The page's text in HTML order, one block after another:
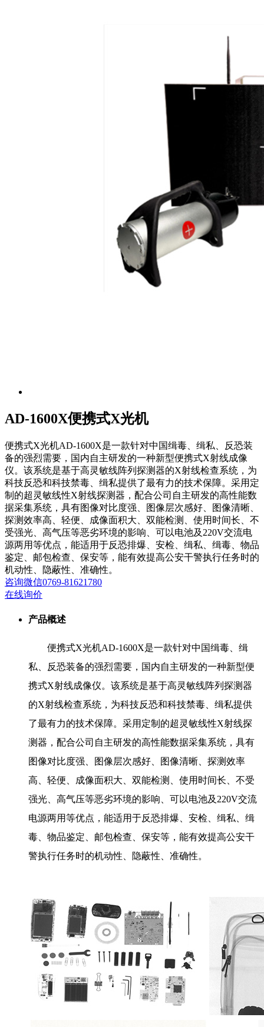
AD-1600X便携式X光机
便携式X光机AD-1600X是一款针对中国缉毒、缉私、反恐装
备的强烈需要，国内自主研发的一种新型便携式X射线成像
仪。该系统是基于高灵敏线阵列探测器的X射线检查系统，为
科技反恐和科技禁毒、缉私提供了最有力的技术保障。采用定
制的超灵敏线性X射线探测器，配合公司自主研发的高性能数
据采集系统，具有图像对比度强、图像层次感好、图像清晰、
探测效率高、轻便、成像面积大、双能检测、使用时间长、不
受强光、高气压等恶劣环境的影响、可以电池及220V交流电
源两用等优点，能适用于反恐排爆、安检、缉私、缉毒、物品
鉴定、邮包检查、保安等，能有效提高公安干警执行任务时的
机动性、隐蔽性、准确性。
咨询微信0769-81621780
在线询价
产品概述
便携式X光机AD-1600X是一款针对中国缉毒、缉
私、反恐装备的强烈需要，国内自主研发的一种新型便
携式X射线成像仪。该系统是基于高灵敏线阵列探测器
的X射线检查系统，为科技反恐和科技禁毒、缉私提供
了最有力的技术保障。采用定制的超灵敏线性X射线探
测器，配合公司自主研发的高性能数据采集系统，具有
图像对比度强、图像层次感好、图像清晰、探测效率
高、轻便、成像面积大、双能检测、使用时间长、不受
强光、高气压等恶劣环境的影响、可以电池及220V交流
电源两用等优点，能适用于反恐排爆、安检、缉私、缉
毒、物品鉴定、邮包检查、保安等，能有效提高公安干
警执行任务时的机动性、隐蔽性、准确性。